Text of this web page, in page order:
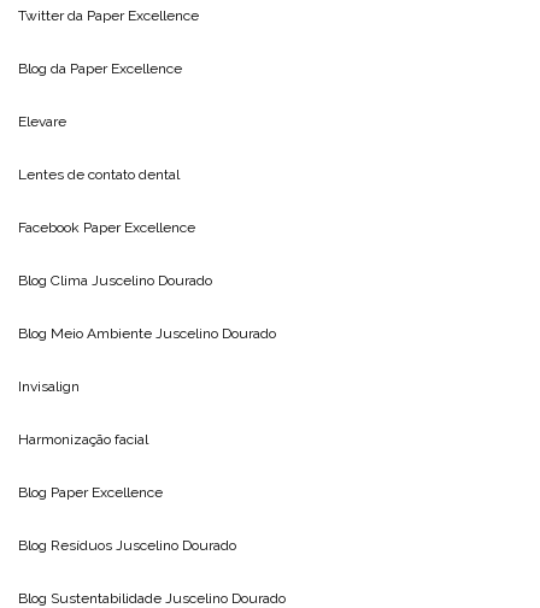
Twitter da Paper Excellence
Blog da Paper Excellence
Elevare
Lentes de contato dental
Facebook Paper Excellence
Blog Clima Juscelino Dourado
Blog Meio Ambiente Juscelino Dourado
Invisalign
Harmonização facial
Blog Paper Excellence
Blog Resíduos Juscelino Dourado
Blog Sustentabilidade Juscelino Dourado